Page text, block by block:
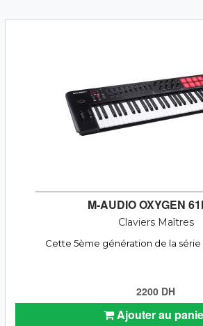
M-AUDIO OXYGEN
Claviers Maîtres
Cette 5ème génération de la série
2200 DH
Ajouter au